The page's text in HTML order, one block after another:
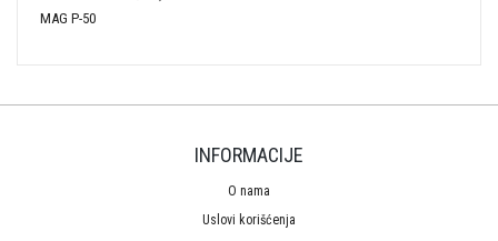
MAG P-50
INFORMACIJE
O nama
Uslovi korišćenja